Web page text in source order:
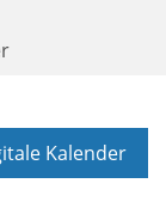
Kalender